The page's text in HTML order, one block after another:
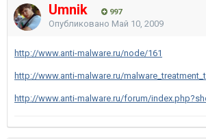
Umnik 997
Опубликовано Май 10, 2009
http://www.anti-malware.ru/node/161
http://www.anti-malware.ru/
http://www.anti-malware.ru/forum/